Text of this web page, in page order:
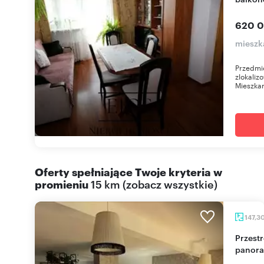
620
Oferty spełniające Twoje kryteria w
promieniu15 km (zobacz wszystkie)
Przestronny 5-pokojowy apartament 147 m² z